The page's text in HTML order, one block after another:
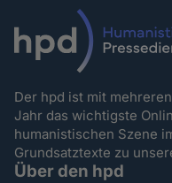
Der hpd ist mit
Jahr das wichtigste
humanistischen Szene
Grundsatztexte zu
Über den hpd